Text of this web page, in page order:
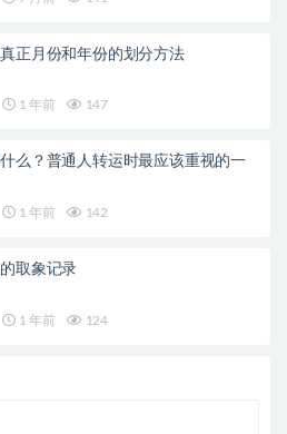
正月份和年份的划分方法
1 年前 147
么？普通人转运时最应该重视的一
1 年前 142
取象记录
1 年前 124